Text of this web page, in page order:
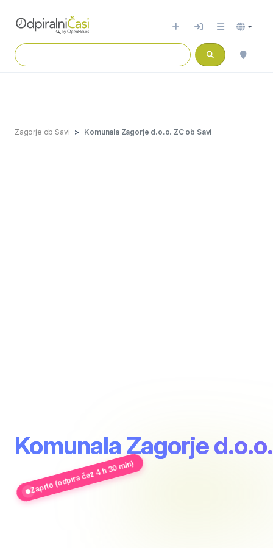
Zagorje ob Savi Komunala Zagorje d.o.o. ZC ob Savi
Komunala Zagorje
Zaprto (odpira čez 4 h 30 min)